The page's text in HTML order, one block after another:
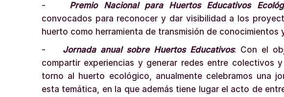
- Premio Nacional para Huertos Educativos
convocados para reconocer y dar visibilidad a los
huerto como herramienta de transmisión de conocimientos
- Jornada anual sobre Huertos Educativos: Con el
compartir experiencias y generar redes entre colectivos
torno al huerto ecológico, anualmente celebramos una
esta temática, en la que además tiene lugar el acto de